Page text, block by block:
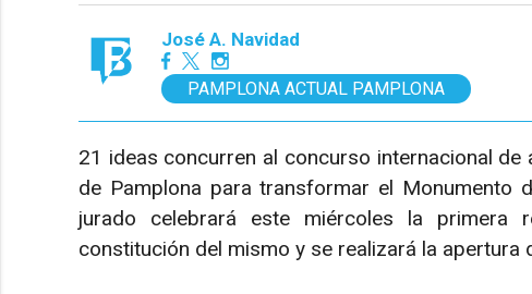
José A. Navidad
PAMPLONA ACTUAL PAMPLONA
21 ideas concurren al concurso internacional
de Pamplona para transformar el Monumento
jurado celebrará este miércoles la
constitución del mismo y se realizará la apertura